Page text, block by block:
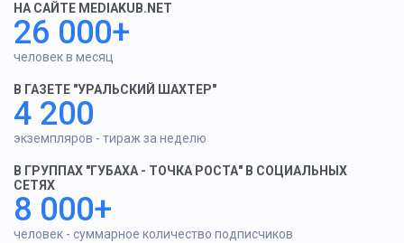
НА САЙТЕ MEDIAKUB.NET
26 000+
человек в месяц
В ГАЗЕТЕ "УРАЛЬСКИЙ ШАХТЕР"
4 200
экземпляров - тираж за неделю
В ГРУППАХ "ГУБАХА - ТОЧКА РОСТА" В СОЦИАЛЬНЫХ
СЕТЯХ
8 000+
человек - суммарное количество подписчиков